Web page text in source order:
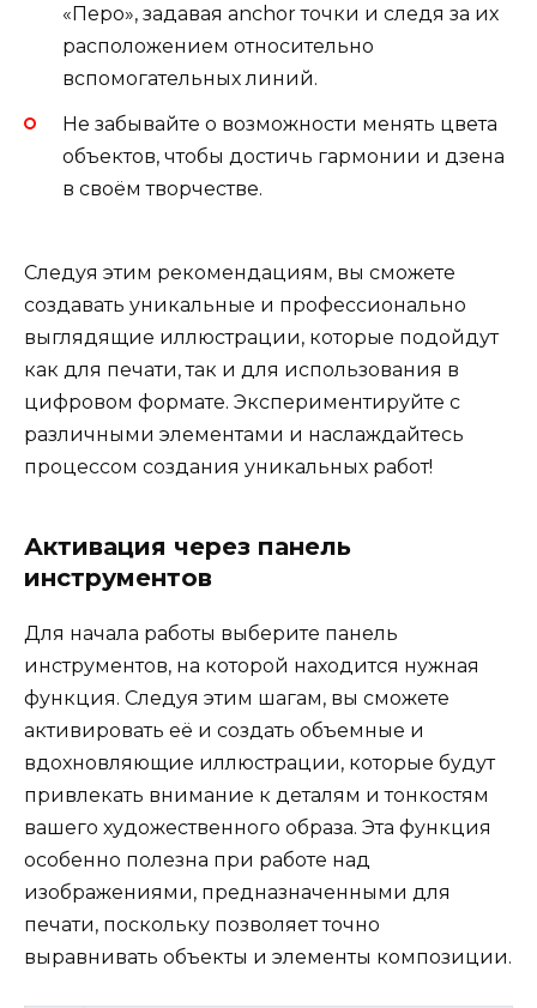
«Перо», задавая anchor точки и следя за их
расположением относительно
вспомогательных линий.
Не забывайте о возможности менять цвета
объектов, чтобы достичь гармонии и дзена
в своём творчестве.
Следуя этим рекомендациям, вы сможете
создавать уникальные и профессионально
выглядящие иллюстрации, которые подойдут
как для печати, так и для использования в
цифровом формате. Экспериментируйте с
различными элементами и наслаждайтесь
процессом создания уникальных работ!
Активация через панель
инструментов
Для начала работы выберите панель
инструментов, на которой находится нужная
функция. Следуя этим шагам, вы сможете
активировать её и создать объемные и
вдохновляющие иллюстрации, которые будут
привлекать внимание к деталям и тонкостям
вашего художественного образа. Эта функция
особенно полезна при работе над
изображениями, предназначенными для
печати, поскольку позволяет точно
выравнивать объекты и элементы композиции.